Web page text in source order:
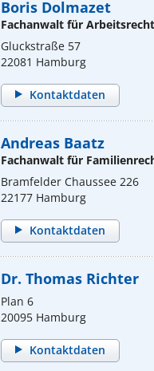
Boris Dolmazet
Fachanwalt für Arbeitsrecht
Gluckstraße 57
22081 Hamburg
Kontaktdaten
Andreas Baatz
Fachanwalt für
Bramfelder Chaussee 226
22177 Hamburg
Kontaktdaten
Dr. Thomas Richter
Plan 6
20095 Hamburg
Kontaktdaten